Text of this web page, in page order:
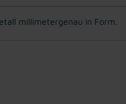
millimetergenau in Form.